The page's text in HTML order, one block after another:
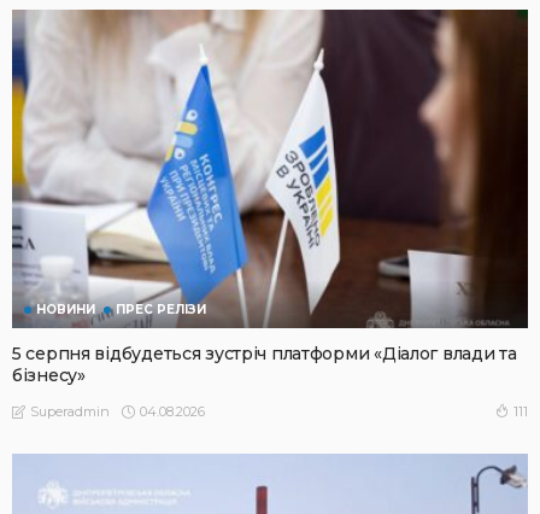
НОВИНИ ПРЕС РЕЛІЗИ
5 серпня відбудеться зустріч платформи «Діалог влади та
бізнесу»
Superadmin 04.08.2026 111